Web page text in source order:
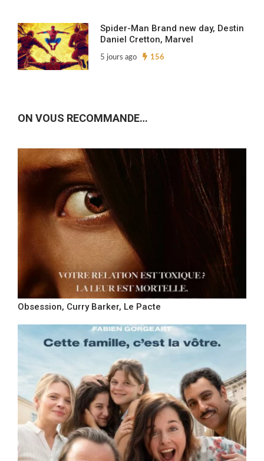
Spider-Man Brand new day, Destin
Daniel Cretton, Marvel
5 jours ago 156
ON VOUS RECOMMANDE…
Obsession, Curry Barker, Le Pacte